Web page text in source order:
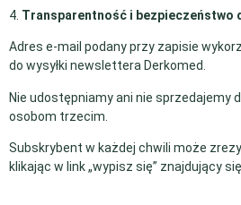
4. Transparentność i bezpieczeństwo
Adres e-mail podany przy zapisie
do wysyłki newslettera Derkomed.
Nie udostępniamy ani nie sprzedajemy
osobom trzecim.
Subskrybent w każdej chwili może
klikając w link „wypisz się” znajdujący